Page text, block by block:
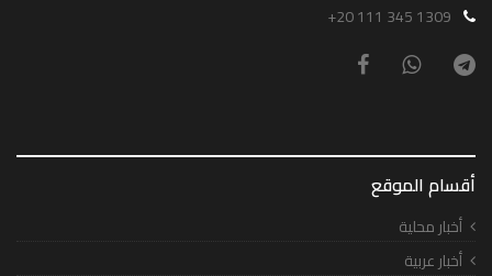
+20 111 345 1309
أقسام الموقع
أخبار محلية
أخبار عربية